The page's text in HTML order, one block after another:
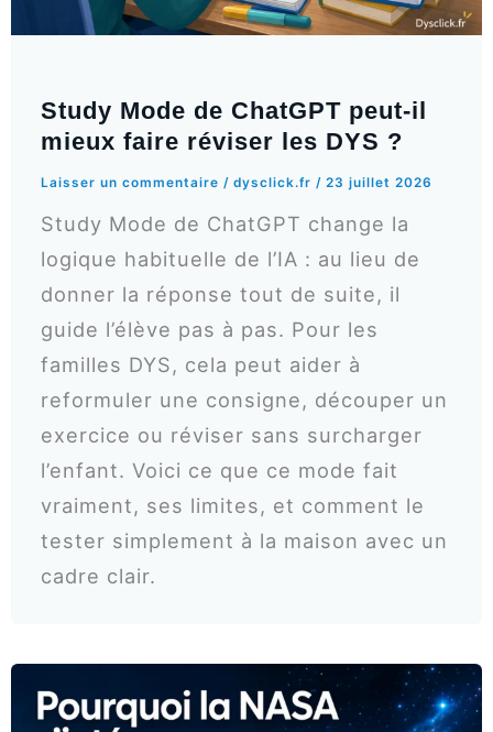
Study Mode de ChatGPT peut-il
mieux faire réviser les DYS ?
Laisser un commentaire /dysclick.fr/23 juillet 2026
Study Mode de ChatGPT change la
logique habituelle de l’IA : au lieu de
donner la réponse tout de suite, il
guide l’élève pas à pas. Pour les
familles DYS, cela peut aider à
reformuler une consigne, découper un
exercice ou réviser sans surcharger
l’enfant. Voici ce que ce mode fait
vraiment, ses limites, et comment le
tester simplement à la maison avec un
cadre clair.